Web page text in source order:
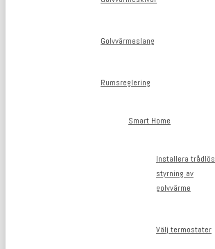
Golvvärmeslang
Rumsreglering
Smart Home
Installera trådlös
styrning av
golvvärme
Välj termostater